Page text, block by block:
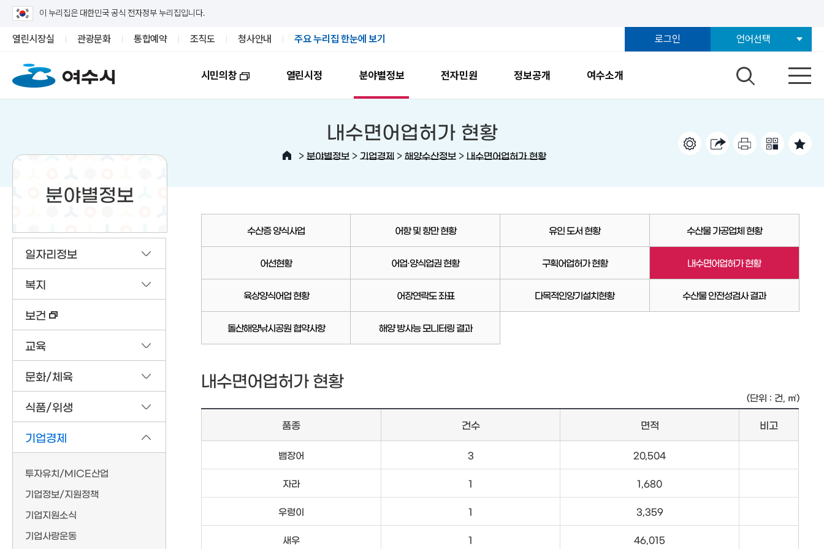
이 누리집은 대한민국 공식 전자정부 누리집입니다.
열린시장실 관광문화 통합예약 조직도 청사안내 주요 누리집 한눈에 보기 로그인 언어선택
시민의창 열린시정 분야별정보 전자민원 정보공개 여수소개
분야별정보
일자리정보
복지
보건
교육
문화/체육
식품/위생
기업경제
투자유치/MICE산업
기업정보/지원정책
기업지원소식
기업사랑운동
내수면어업허가 현황
> 분야별정보 > 기업경제 > 해양수산정보 > 내수면어업허가 현황
수산증 양식사업 어항 및 항만 현황 유인 도서 현황 수산물 가공업체 현황
어선현황 어업·양식업권 현황 구획어업허가 현황 내수면어업허가 현황
육상양식어업 현황 어장연락도 좌표 다목적인양기설치현황 수산물 안전성검사 결과
돌산해양낚시공원 협약사항 해양 방사능 모니터링 결과
내수면어업허가 현황
(단위 : 건, ㎡)
품종 건수 면적 비고
뱀장어 3 20,504
자라 1 1,680
우렁이 1 3,359
새우 1 46,015